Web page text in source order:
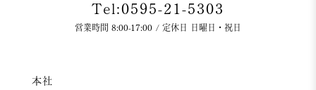
Tel:0595-21-5303
営業時間 8:00-17:00 / 定休日 日曜日・祝日
本社